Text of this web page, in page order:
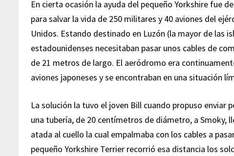
En cierta ocasión la ayuda del pequeño Yorkshire fue
para salvar la vida de 250 militares y 40 aviones del
Unidos. Estando destinado en Luzón (la mayor de las
estadounidenses necesitaban pasar unos cables de
de 21 metros de largo. El aeródromo era
aviones japoneses y se encontraban en una situación
La solución la tuvo el joven Bill cuando propuso enviar
una tubería, de 20 centímetros de diámetro, a Smoky,
atada al cuello la cual empalmaba con los cables a
pequeño Yorkshire Terrier recorrió esa distancia los